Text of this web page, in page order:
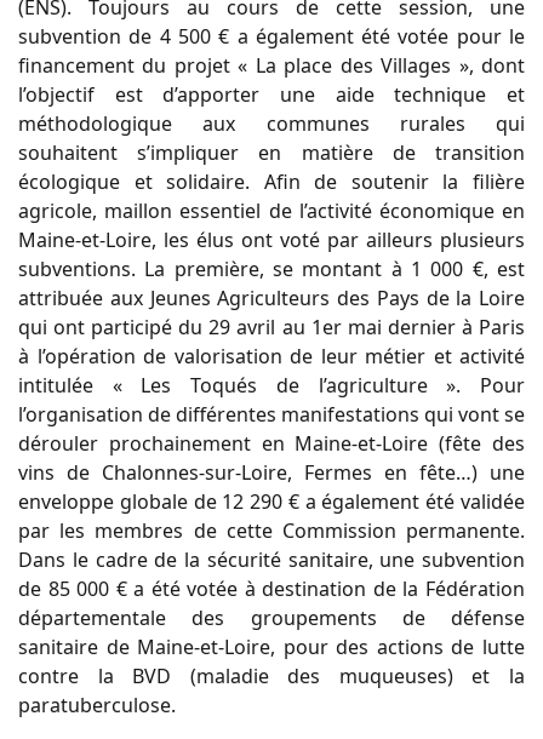
(ENS). Toujours au cours de cette session, une
subvention de 4 500 € a également été votée pour le
financement du projet « La place des Villages », dont
l’objectif est d’apporter une aide technique et
méthodologique aux communes rurales qui
souhaitent s’impliquer en matière de transition
écologique et solidaire. Afin de soutenir la filière
agricole, maillon essentiel de l’activité économique en
Maine-et-Loire, les élus ont voté par ailleurs plusieurs
subventions. La première, se montant à 1 000 €, est
attribuée aux Jeunes Agriculteurs des Pays de la Loire
qui ont participé du 29 avril au 1er mai dernier à Paris
à l’opération de valorisation de leur métier et activité
intitulée « Les Toqués de l’agriculture ». Pour
l’organisation de différentes manifestations qui vont se
dérouler prochainement en Maine-et-Loire (fête des
vins de Chalonnes-sur-Loire, Fermes en fête…) une
enveloppe globale de 12 290 € a également été validée
par les membres de cette Commission permanente.
Dans le cadre de la sécurité sanitaire, une subvention
de 85 000 € a été votée à destination de la Fédération
départementale des groupements de défense
sanitaire de Maine-et-Loire, pour des actions de lutte
contre la BVD (maladie des muqueuses) et la
paratuberculose.